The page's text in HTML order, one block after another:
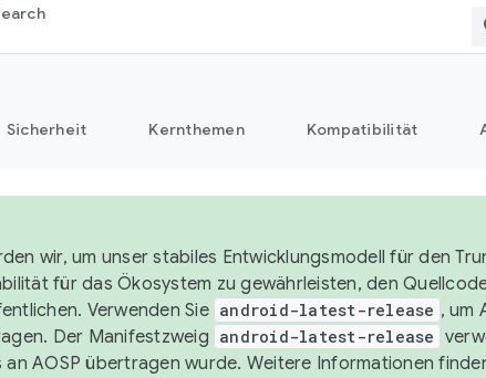
Sicherheit Kernthemen Kompatibilität
wir, um unser stabiles Entwicklungsmodell für den
für das Ökosystem zu gewährleisten, den
Verwenden Sie android-latest-release , um
Der Manifestzweig android-latest-release
an AOSP übertragen wurde. Weitere Informationen